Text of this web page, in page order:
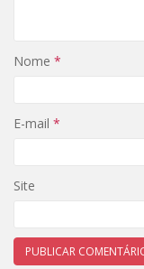
Nome *
E-mail *
Site